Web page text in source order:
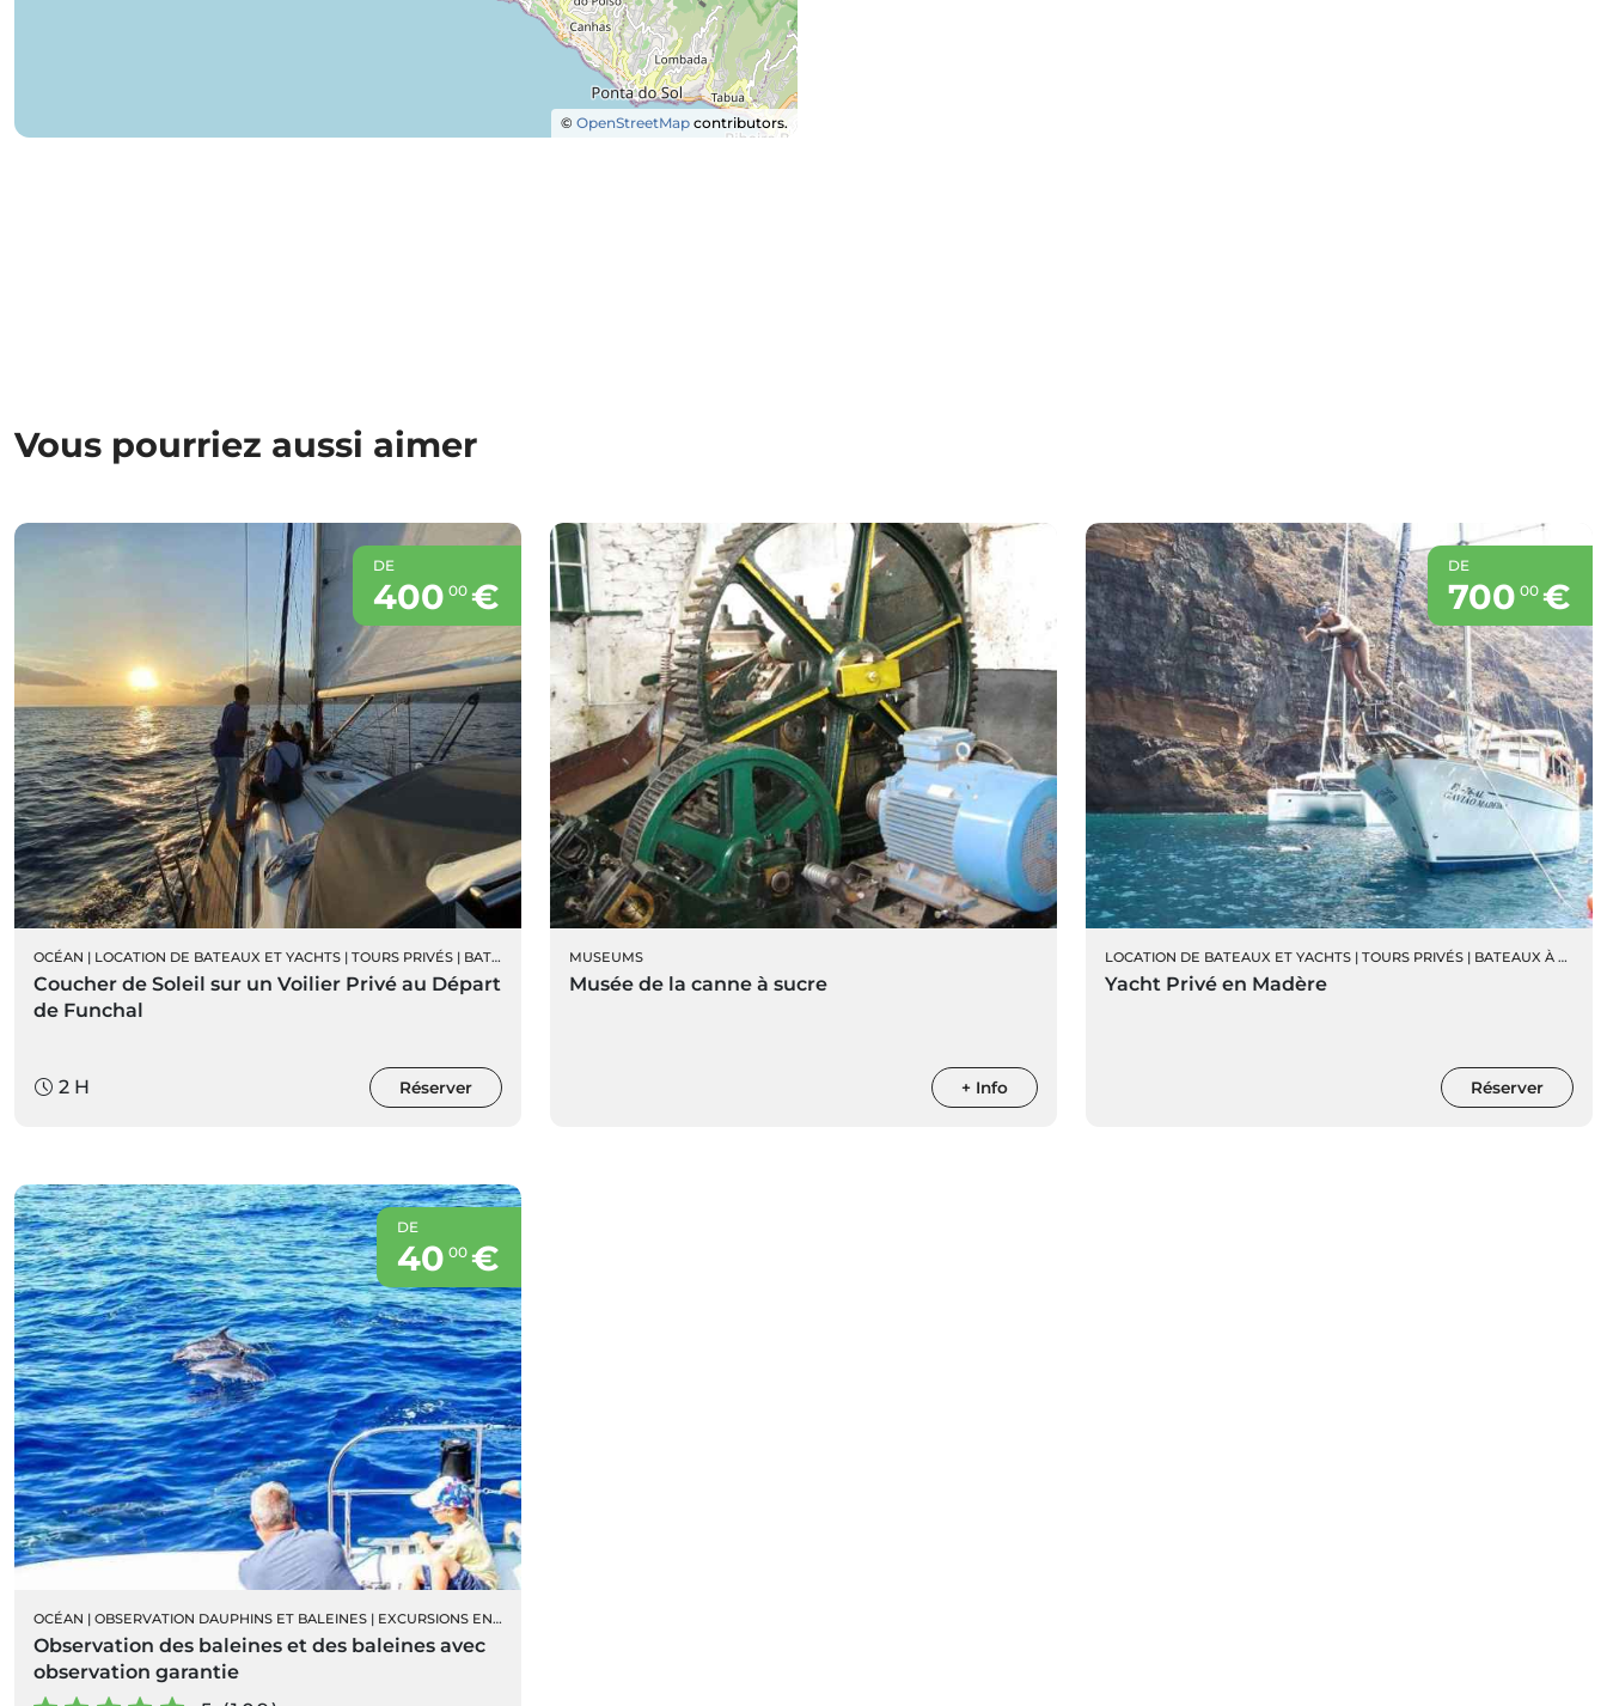
©OpenStreetMap contributors.
Vous pourriez aussi aimer
DE
400 00 €
OCÉAN | LOCATION DE BATEAUX ET YACHTS | TOURS PRIVÉS | BATEAUX À VOILE PRIVÉS
Coucher de Soleil sur un Voilier Privé au Départ
de Funchal
2 H Réserver
MUSEUMS
Musée de la canne à sucre
+ Info
DE
700 00 €
LOCATION DE BATEAUX ET YACHTS | TOURS PRIVÉS | BATEAUX À VOILE PRIVÉS
Yacht Privé en Madère
Réserver
DE
40 00 €
OCÉAN | OBSERVATION DAUPHINS ET BALEINES | EXCURSIONS EN BATEAU
Observation des baleines et des baleines avec
observation garantie